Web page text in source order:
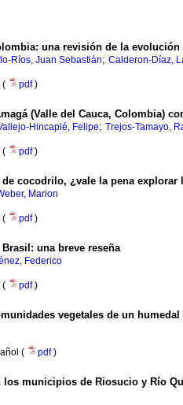
una revisión de la
Ríos, Juan Sebastián; Calderon-Díaz,
( pdf)
(Valle del Cauca, Colombia)
Hincapié, Felipe; Trejos-Tamayo,
( pdf)
cocodrilo, ¿vale la pena explorar
Marion
( pdf)
una breve reseña
Federico
( pdf)
vegetales de un humedal
( pdf)
los municipios de Riosucio y Río